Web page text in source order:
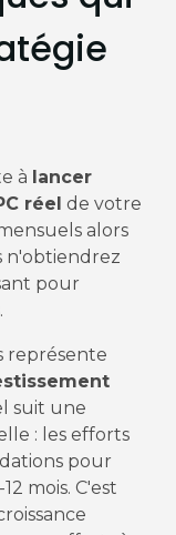
à lancer
réel de votre
alors
n'obtiendrez
pour
représente
suit une
: les efforts
pour
mois. C'est